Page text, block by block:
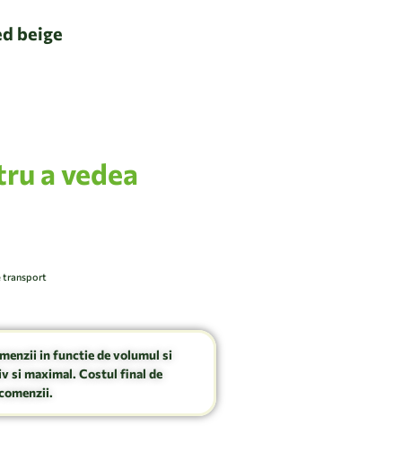
beige
a vedea
transport
in functie de volumul si
si maximal. Costul final de